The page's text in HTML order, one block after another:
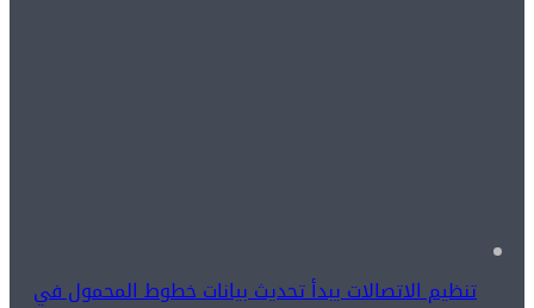
تنظيم الاتصالات يبدأ تحديث بيانات خطوط المحمول في